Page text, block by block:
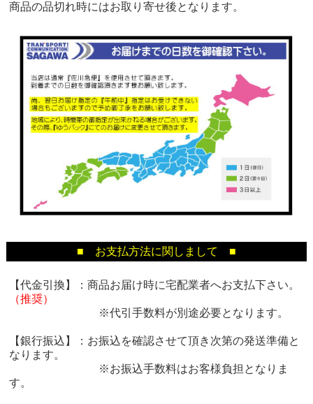
商品の品切れ時にはお取り寄せ後となります。
■ お支払方法に関しまして ■
【代金引換】：商品お届け時に宅配業者へお支払下さい。
（推奨）
※代引手数料が別途必要となります。
【銀行振込】：お振込を確認させて頂き次第の発送準備と
なります。
※お振込手数料はお客様負担となりま
す。